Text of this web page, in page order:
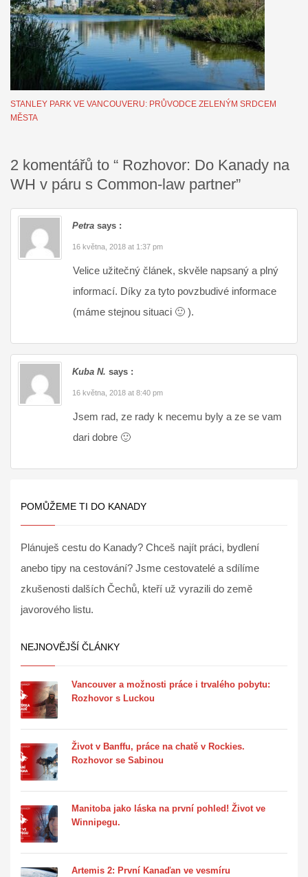
STANLEY PARK VE VANCOUVERU: PRŮVODCE ZELENÝM SRDCEM
MĚSTA
2 komentářů to “ Rozhovor: Do Kanady na
WH v páru s Common-law partner”
Petra says :
16 května, 2018 at 1:37 pm
Velice užitečný článek, skvěle napsaný a plný
informací. Díky za tyto povzbudivé informace
(máme stejnou situaci 🙂 ).
Kuba N. says :
16 května, 2018 at 8:40 pm
Jsem rad, ze rady k necemu byly a ze se vam
dari dobre 🙂
POMŮŽEME TI DO KANADY
Plánuješ cestu do Kanady? Chceš najít práci, bydlení
anebo tipy na cestování? Jsme cestovatelé a sdílíme
zkušenosti dalších Čechů, kteří už vyrazili do země
javorového listu.
NEJNOVĚJŠÍ ČLÁNKY
Vancouver a možnosti práce i trvalého pobytu:
Rozhovor s Luckou
Život v Banffu, práce na chatě v Rockies.
Rozhovor se Sabinou
Manitoba jako láska na první pohled! Život ve
Winnipegu.
Artemis 2: První Kanaďan ve vesmíru